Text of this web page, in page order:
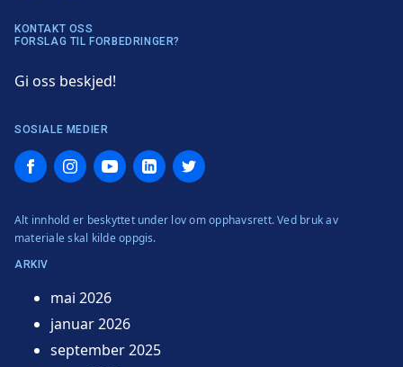
KONTAKT OSS
FORSLAG TIL FORBEDRINGER?
Gi oss beskjed!
SOSIALE MEDIER
FacebookInstagramYouTubeLinkedInTwitter
Alt innhold er beskyttet under lov om opphavsrett. Ved bruk av
materiale skal kilde oppgis.
ARKIV
mai 2026
januar 2026
september 2025